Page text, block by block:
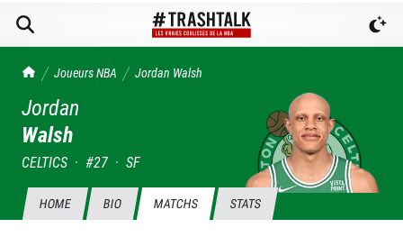
TrashTalk Actu NBA
Joueurs NBA Jordan Walsh
Jordan
Walsh
CELTICS · #27 · SF
HOME BIO MATCHS STATS